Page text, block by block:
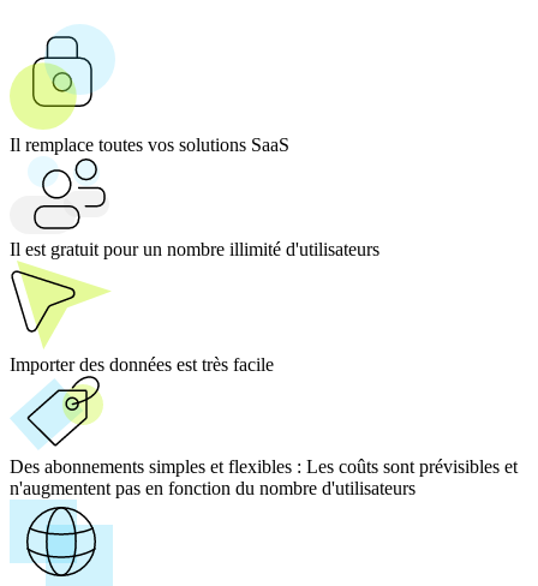
Il remplace toutes vos solutions SaaS
Il est gratuit pour un nombre illimité d'utilisateurs
Importer des données est très facile
Des abonnements simples et flexibles : Les coûts sont prévisibles et
n'augmentent pas en fonction du nombre d'utilisateurs